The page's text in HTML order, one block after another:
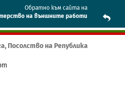
Обратно към сайта на
на външните работи
Посолство на Република